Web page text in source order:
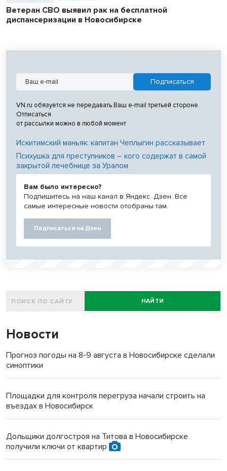
Ветеран СВО выявил рак на бесплатной
диспансеризации в Новосибирске
VN.ru обязуется не передавать Ваш e-mail третьей стороне.
Отписаться
от рассылки можно в любой момент
Искитимский маньяк: капитан Чеплыгин рассказывает
Психушка для преступников – кого содержат в самой
закрытой лечебнице за Уралом
Вам было интересно?
Подпишитесь на наш канал в Яндекс. Дзен. Все
самые интересные новости отобраны там.
Подписаться на Дзен
НАЙТИ
Новости
Прогноз погоды на 8-9 августа в Новосибирске сделали
синоптики
Площадки для контроля перегруза начали строить на
въездах в Новосибирск
Дольщики долгостроя на Титова в Новосибирске
получили ключи от квартир